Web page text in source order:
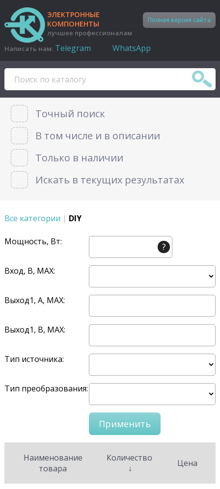
ЭЛЕКТРОННЫЕ
КОМПОНЕНТЫ
лучшее профессионалам
Полная версия сайта
Написать нам: Telegram WhatsApp
Точный поиск
В том числе и в описании
Только в наличии
Искать в текущих результатах
Все категории | DIY
Мощность, Вт: ?
Вход, В, MAX:
Выход1, A, MAX:
Выход1, В, MAX:
Тип источника:
Тип преобразования:
Наименование
товара
Количество
↓
Цена